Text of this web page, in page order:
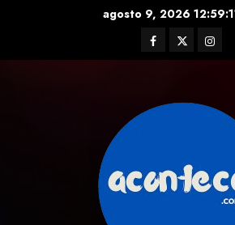
agosto 9, 2026
Facebook
Twitter